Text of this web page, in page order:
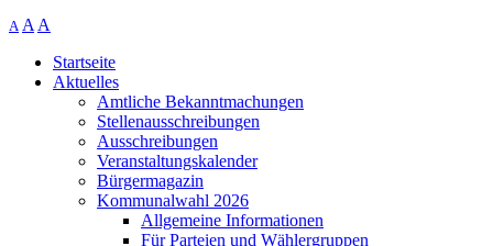
A A A
Startseite
Aktuelles
Amtliche Bekanntmachungen
Stellenausschreibungen
Ausschreibungen
Veranstaltungskalender
Bürgermagazin
Kommunalwahl 2026
Allgemeine Informationen
Für Parteien und Wählergruppen